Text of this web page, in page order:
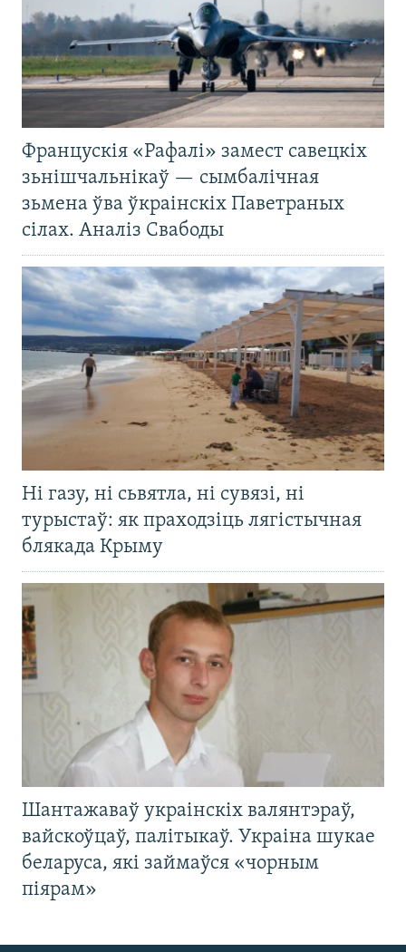
Францускія «Рафалі» замест савецкіх
зьнішчальнікаў — сымбалічная
зьмена ўва ўкраінскіх Паветраных
сілах. Аналіз Свабоды
Ні газу, ні сьвятла, ні сувязі, ні
турыстаў: як праходзіць лягістычная
блякада Крыму
Шантажаваў украінскіх валянтэраў,
вайскоўцаў, палітыкаў. Украіна шукае
беларуса, які займаўся «чорным
піярам»